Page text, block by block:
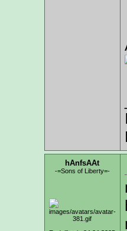
hAnfsAAt
-=Sons of Liberty=-